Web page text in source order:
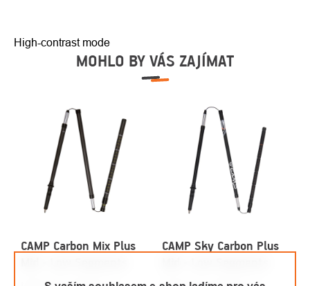
High-contrast mode
MOHLO BY VÁS ZAJÍMAT
CAMP Carbon Mix Plus
CAMP Sky Carbon Plus